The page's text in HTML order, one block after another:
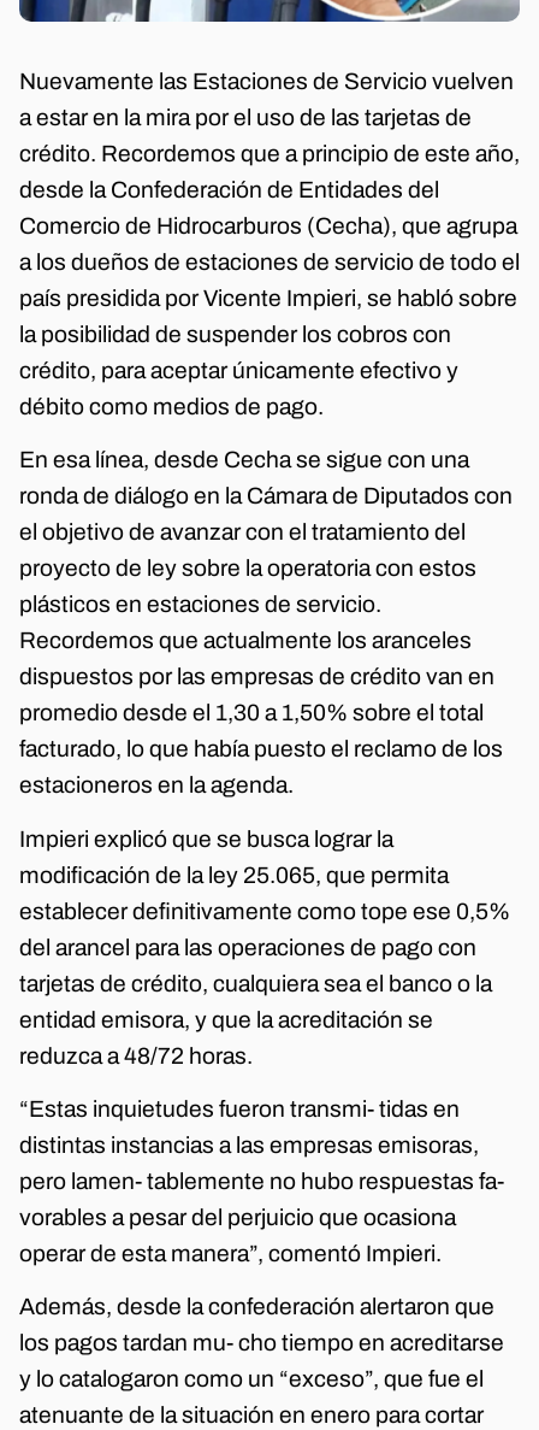
Nuevamente las Estaciones de Servicio vuelven
a estar en la mira por el uso de las tarjetas de
crédito. Recordemos que a principio de este año,
desde la Confederación de Entidades del
Comercio de Hidrocarburos (Cecha), que agrupa
a los dueños de estaciones de servicio de todo el
país presidida por Vicente Impieri, se habló sobre
la posibilidad de suspender los cobros con
crédito, para aceptar únicamente efectivo y
débito como medios de pago.
En esa línea, desde Cecha se sigue con una
ronda de diálogo en la Cámara de Diputados con
el objetivo de avanzar con el tratamiento del
proyecto de ley sobre la operatoria con estos
plásticos en estaciones de servicio.
Recordemos que actualmente los aranceles
dispuestos por las empresas de crédito van en
promedio desde el 1,30 a 1,50% sobre el total
facturado, lo que había puesto el reclamo de los
estacioneros en la agenda.
Impieri explicó que se busca lograr la
modificación de la ley 25.065, que permita
establecer definitivamente como tope ese 0,5%
del arancel para las operaciones de pago con
tarjetas de crédito, cualquiera sea el banco o la
entidad emisora, y que la acreditación se
reduzca a 48/72 horas.
“Estas inquietudes fueron transmi- tidas en
distintas instancias a las empresas emisoras,
pero lamen- tablemente no hubo respuestas fa-
vorables a pesar del perjuicio que ocasiona
operar de esta manera”, comentó Impieri.
Además, desde la confederación alertaron que
los pagos tardan mu- cho tiempo en acreditarse
y lo catalogaron como un “exceso”, que fue el
atenuante de la situación en enero para cortar